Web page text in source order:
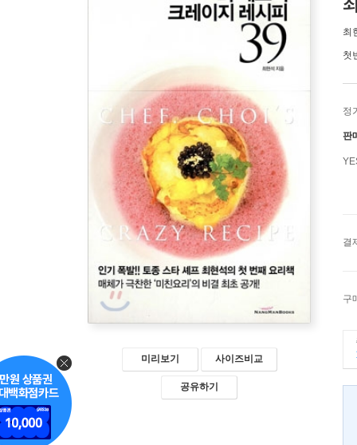
미리보기 사이즈비교
공유하기
최
첫
정
판
결
구